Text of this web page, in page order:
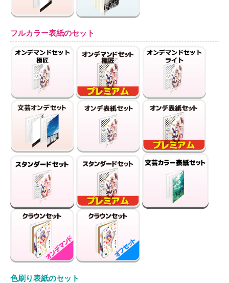
フルカラー表紙のセット
色刷り表紙のセット